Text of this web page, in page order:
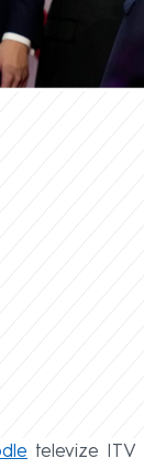
televize ITV